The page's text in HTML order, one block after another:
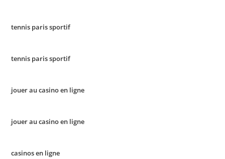
tennis paris sportif
tennis paris sportif
jouer au casino en ligne
jouer au casino en ligne
casinos en ligne